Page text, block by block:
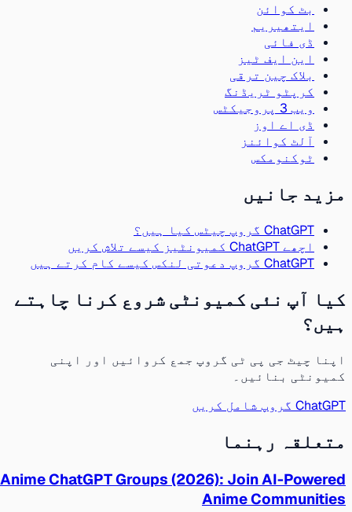
بٹ کوائن
ایتھیریم
ڈی فائی
این ایف ٹیز
بلاک چین ترقی
کرپٹو ٹریڈنگ
ویب 3 پروجیکٹس
ڈی اے اوز
آلٹ کوائنز
ٹوکنومکس
مزید جانیں
ChatGPT گروپ چیٹس کیا ہیں؟
اچھے ChatGPT کمیونٹیز کیسے تلاش کریں
ChatGPT گروپ دعوتی لنکس کیسے کام کرتے ہیں
کیا آپ نئی کمیونٹی شروع کرنا چاہتے
ہیں؟
اپنا چیٹ جی پی ٹی گروپ جمع کروائیں اور اپنی
کمیونٹی بنائیں۔
ChatGPT گروپ شامل کریں
متعلقہ رہنما
Anime ChatGPT Groups (2026): Join AI-Powered
Anime Communities